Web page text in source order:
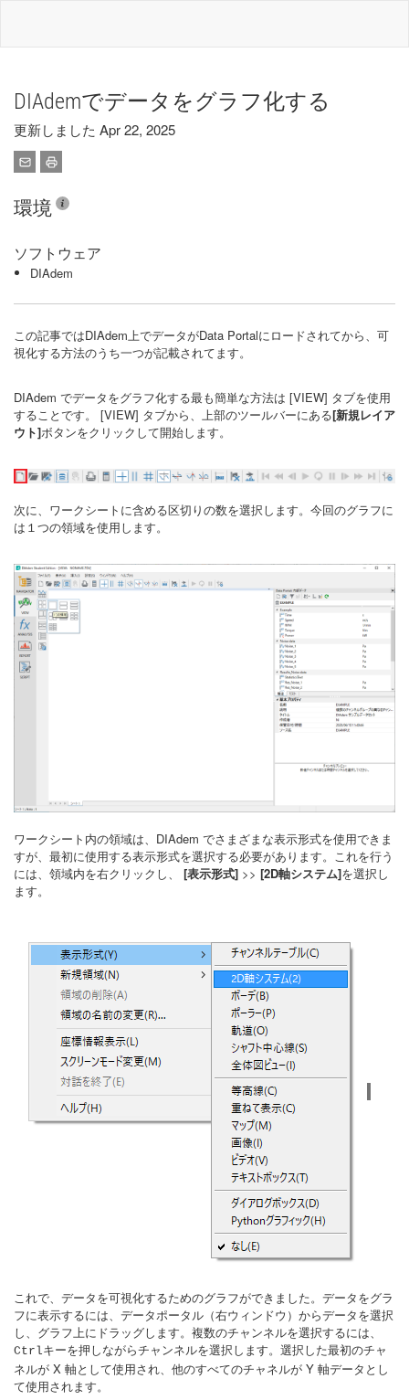
DIAdemでデータをグラフ化する
更新しました Apr 22, 2025
環境
ソフトウェア
DIAdem
この記事ではDIAdem上でデータがData Portalにロードされてから、可
視化する方法のうち一つが記載されてます。
DIAdem でデータをグラフ化する最も簡単な方法は [VIEW] タブを使用
することです。 [VIEW] タブから、上部のツールバーにある[新規レイア
ウト]ボタンをクリックして開始します。
次に、ワークシートに含める区切りの数を選択します。今回のグラフに
は１つの領域を使用します。
ワークシート内の領域は、DIAdem でさまざまな表示形式を使用できま
すが、最初に使用する表示形式を選択する必要があります。これを行う
には、領域内を右クリックし、 [表示形式] >> [2D軸システム]を選択し
ます。
これで、データを可視化するためのグラフができました。データをグラ
フに表示するには、データポータル（右ウィンドウ）からデータを選択
し、グラフ上にドラッグします。複数のチャンネルを選択するには、
Ctrlキーを押しながらチャンネルを選択します。選択した最初のチャ
ネルが X 軸として使用され、他のすべてのチャネルが Y 軸データとし
て使用されます。